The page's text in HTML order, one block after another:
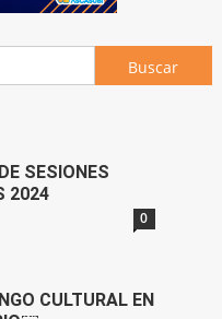
Buscar:
SESIONES
2024
0
CULTURAL EN